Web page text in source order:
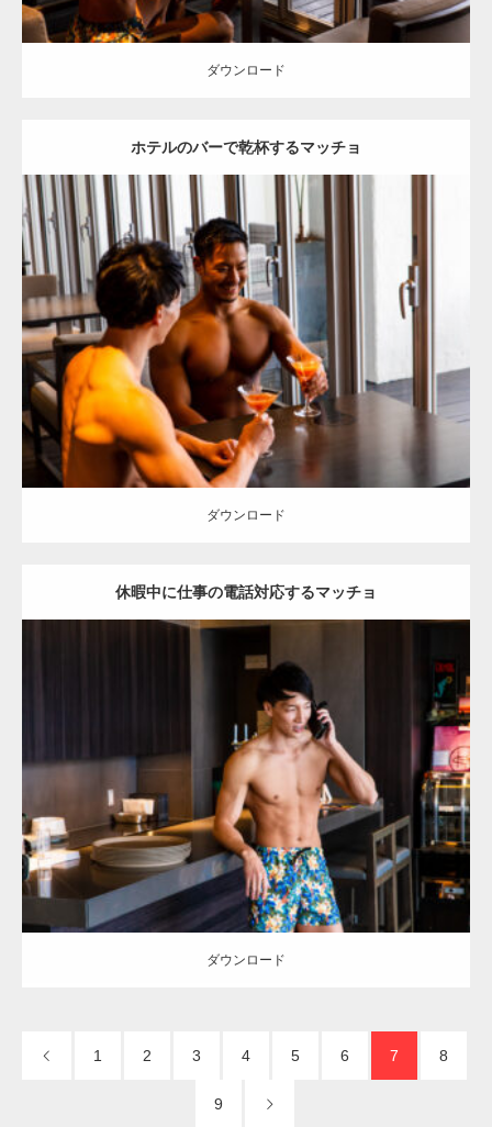
ダウンロード
ホテルのバーで乾杯するマッチョ
Update:2023.02.11
Category: ホテルのマッチョ オレンジの人
AKIHITO(細マッチョ)
TOSHI(大胸筋) 大胸筋 宗像 (福岡)
ダウンロード
ダウンロード
休暇中に仕事の電話対応するマッチョ
2023.02.11
オレンジの人 AKIHITO(細マッチョ)
TOSHI(大胸筋)
宗像 (福岡)
ダウンロード
ダウンロード
1 2 3 4 5 6 7 8
9
【YouTube】マッチョフリー素材メンバーが
【TV】TBS番組「ひるおび」にてマッスルプ
ラスが紹介されま…
TOKYO FMラジオ番組「ONE MORNING」
で紹介さ…
た（6/8放送）